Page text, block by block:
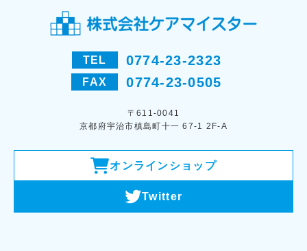
TEL 0774-23-2323
FAX 0774-23-0505
〒611-0041
京都府宇治市槙島町十一 67-1 2F-A
オンラインショップ
Twitter